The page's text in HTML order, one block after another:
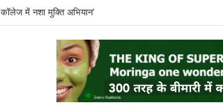
में नशा मुक्ति अभियान’